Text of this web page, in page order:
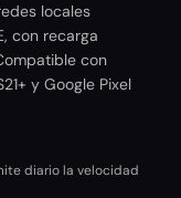
locales
con recarga
con
y Google Pixel
diario la velocidad